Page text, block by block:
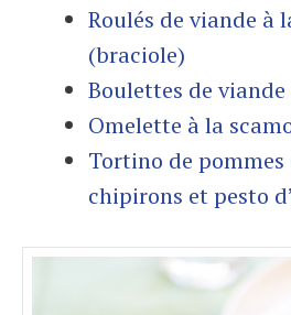
Roulés de viande à
(braciole)
Boulettes de
Omelette à la
Tortino de pommes
chipirons et pesto